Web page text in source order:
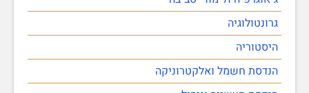
גרונטולוגיה
היסטוריה
הנדסת חשמל ואלקטרוניקה